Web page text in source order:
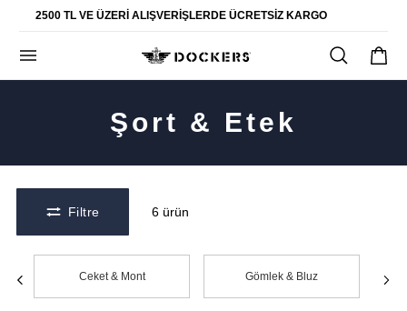
2500 TL VE ÜZERI ALIŞVERIŞLERDE ÜCRETSIZ KARGO
gömlek
ultimate chino pantolon
ona özel - erkek
SAYFALAR
yaz koleksiyonu
Şort & Etek
Filtre 6 ürün
Ceket & Mont Gömlek & Bluz